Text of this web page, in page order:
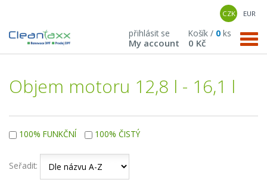
CZK EUR
přihlásit se
My account
Košík / 0 ks
0 Kč
Objem motoru 12,8 l - 16,1 l
100% FUNKČNÍ 100% ČISTÝ
Seřadit: